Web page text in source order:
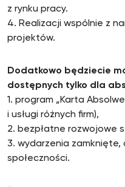
z rynku pracy.
4. Realizacji wspólnie z
projektów.
Dodatkowo będziecie
dostępnych tylko dla
1. program „Karta
i usługi różnych firm),
2. bezpłatne rozwojowe
3. wydarzenia
społeczności.